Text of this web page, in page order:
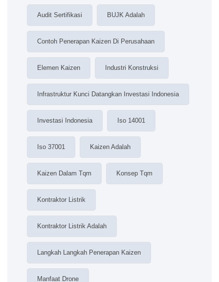
Audit Sertifikasi BUJK Adalah
Contoh Penerapan Kaizen Di Perusahaan
Elemen Kaizen Industri Konstruksi
Infrastruktur Kunci Datangkan Investasi Indonesia
Investasi Indonesia Iso 14001
Iso 37001 Kaizen Adalah
Kaizen Dalam Tqm Konsep Tqm
Kontraktor Listrik
Kontraktor Listrik Adalah
Langkah Langkah Penerapan Kaizen
Manfaat Drone